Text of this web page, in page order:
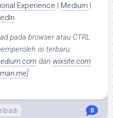
Experience | Medium |
pada browser atau CTRL
isi terbaru.
dan wixsite.com
]
0